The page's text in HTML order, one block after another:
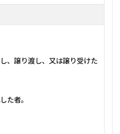
、譲り渡し、又は譲り受けた
た者。